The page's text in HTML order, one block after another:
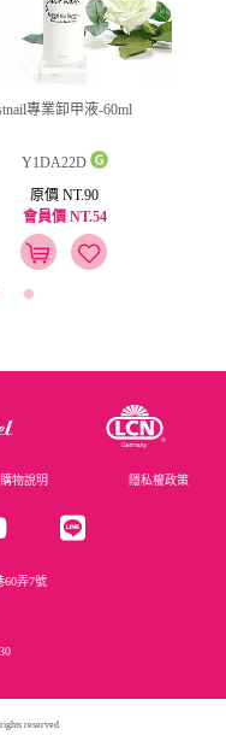
專業卸甲液-60ml
Y1DA22D
原價 NT.90
會員價 NT.54
購物說明 隱私權政策
60弄7號
reserved